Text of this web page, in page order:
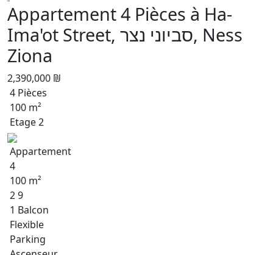
Appartement 4 Pièces à Ha-
Ima'ot Street, סביוני נצר, Ness
Ziona
2,390,000 ₪
4 Pièces
100 m²
Etage 2
Appartement
4
100 m²
2 9
1 Balcon
Flexible
Parking